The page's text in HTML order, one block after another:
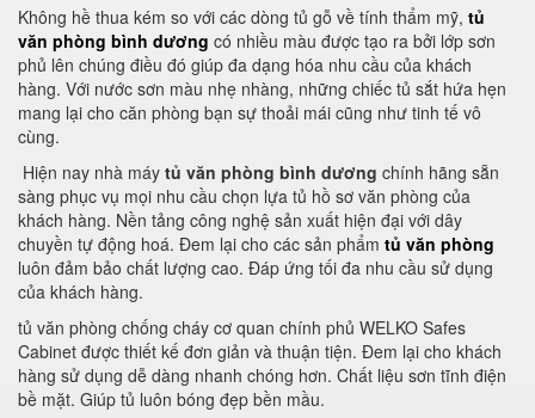
Không hề thua kém so với các dòng tủ gỗ về tính thẩm mỹ, tủ
văn phòng bình dương có nhiều màu được tạo ra bởi lớp sơn
phủ lên chúng điều đó giúp đa dạng hóa nhu cầu của khách
hàng. Với nước sơn màu nhẹ nhàng, những chiếc tủ sắt hứa hẹn
mang lại cho căn phòng bạn sự thoải mái cũng như tinh tế vô
cùng.
Hiện nay nhà máy tủ văn phòng bình dương chính hãng sẵn
sàng phục vụ mọi nhu cầu chọn lựa tủ hồ sơ văn phòng của
khách hàng. Nền tảng công nghệ sản xuất hiện đại với dây
chuyền tự động hoá. Đem lại cho các sản phẩm tủ văn phòng
luôn đảm bảo chất lượng cao. Đáp ứng tối đa nhu cầu sử dụng
của khách hàng.
tủ văn phòng chống cháy cơ quan chính phủ WELKO Safes
Cabinet được thiết kế đơn giản và thuận tiện. Đem lại cho khách
hàng sử dụng dễ dàng nhanh chóng hơn. Chất liệu sơn tĩnh điện
bề mặt. Giúp tủ luôn bóng đẹp bền mầu.